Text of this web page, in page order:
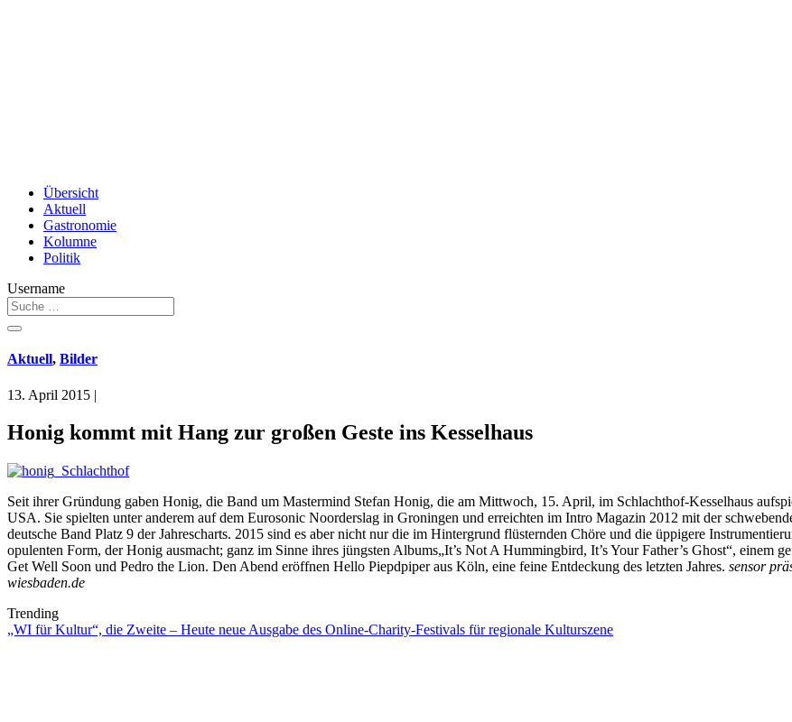
Übersicht
Aktuell
Gastronomie
Kolumne
Politik
Username
Aktuell, Bilder
13. April 2015 |
Honig kommt mit Hang zur großen Geste ins Kesselhaus
Seit ihrer Gründung gaben Honig, die Band um Mastermind Stefan Honig, die am Mittwoch, 15. April, im Schlachthof-Kesselhaus
USA. Sie spielten unter anderem auf dem Eurosonic Noorderslag in Groningen und erreichten im Intro Magazin 2012 mit der
deutsche Band Platz 9 der Jahrescharts. 2015 sind es aber nicht nur die im Hintergrund flüsternden Chöre und die üppigere
opulenten Form, der Honig ausmacht; ganz im Sinne ihres jüngsten Albums„It’s Not A Hummingbird, It’s Your Father’s Ghost“, einem
Get Well Soon und Pedro the Lion. Den Abend eröffnen Hello Piepdpiper aus Köln, eine feine Entdeckung des letzten Jahres. sensor
wiesbaden.de
Trending
„WI für Kultur“, die Zweite – Heute neue Ausgabe des Online-Charity-Festivals für regionale Kulturszene